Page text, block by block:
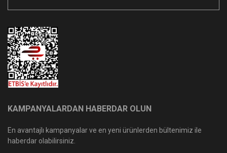
KAMPANYALARDAN HABERDAR OLUN
En avantajlı kampanyalar ve en yeni ürünlerden bültenimiz ile
haberdar olabilirsiniz.